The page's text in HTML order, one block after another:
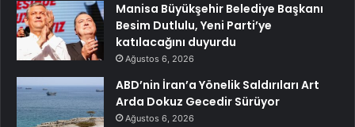
Manisa Büyükşehir Belediye Başkanı
Besim Dutlulu, Yeni Parti’ye
katılacağını duyurdu
Ağustos 6, 2026
ABD’nin İran’a Yönelik Saldırıları Art
Arda Dokuz Gecedir Sürüyor
Ağustos 6, 2026